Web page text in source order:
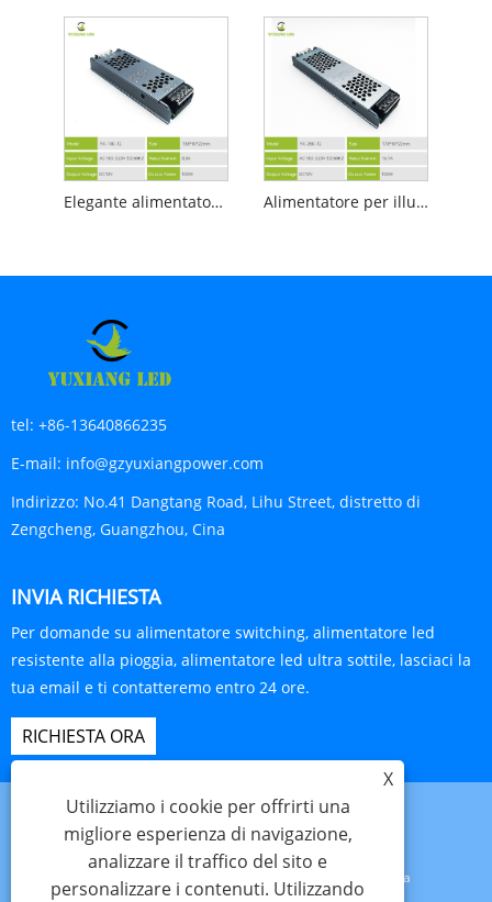
Elegante alimentatore per illuminazione lineare da 12 V 100 W Alimentatore per illuminazione lineare a LED elegante 12v 200w
tel: +86-13640866235
E-mail: info@gzyuxiangpower.com
Indirizzo: No.41 Dangtang Road, Lihu Street, distretto di
Zengcheng, Guangzhou, Cina
INVIA RICHIESTA
Per domande su alimentatore switching, alimentatore led
resistente alla pioggia, alimentatore led ultra sottile, lasciaci la
tua email e ti contatteremo entro 24 ore.
RICHIESTA ORA
politica sulla riservatezza
X
Utilizziamo i cookie per offrirti una
migliore esperienza di navigazione,
analizzare il traffico del sito e
personalizzare i contenuti. Utilizzando